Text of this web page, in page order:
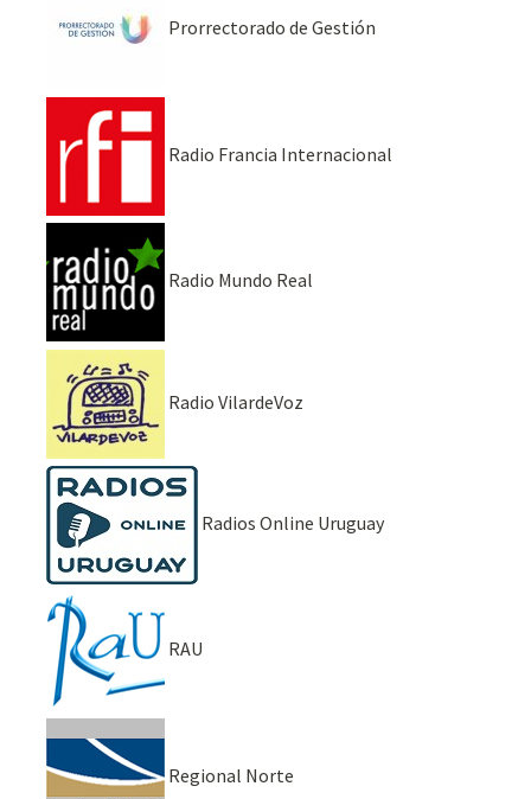
Prorrectorado de Gestión
Radio Francia Internacional
Radio Mundo Real
Radio VilardeVoz
Radios Online Uruguay
RAU
Regional Norte